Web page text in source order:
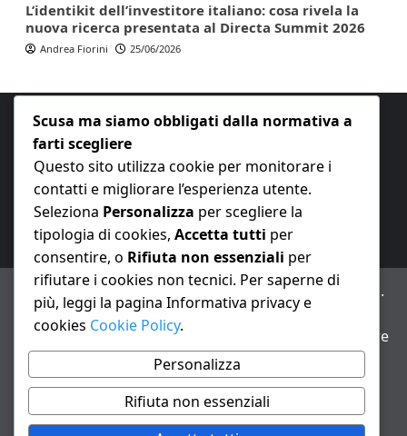
L’identikit dell’investitore italiano: cosa rivela la
nuova ricerca presentata al Directa Summit 2026
Andrea Fiorini 25/06/2026
E-mail:redazione@nuovaeconomia.it
ANNO XXIII – Testata giornalistica reg. Trib. Milano n.
487 del 20/9/2002 – Dir. resp. Andrea Fiorini
Avviso IA: alcuni articoli di questo sito possono essere
realizzati con il supporto di sistemi di intelligenza
artificiale con supervisione e verifica di un redattore
Informativa privacy e cookie
Scusa ma siamo obbligati dalla normativa a
farti scegliere
Questo sito utilizza cookie per monitorare i
contatti e migliorare l’esperienza utente.
Seleziona Personalizza per scegliere la
tipologia di cookies, Accetta tutti per
consentire, o Rifiuta non essenziali per
rifiutare i cookies non tecnici. Per saperne di
più, leggi la pagina Informativa privacy e
cookies Cookie Policy.
Personalizza
Rifiuta non essenziali